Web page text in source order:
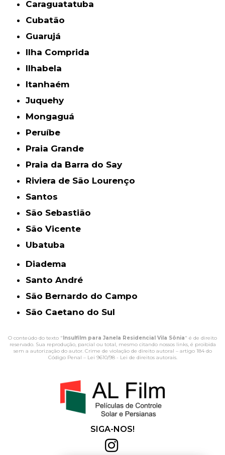
Caraguatatuba
Cubatão
Guarujá
Ilha Comprida
Ilhabela
Itanhaém
Juquehy
Mongaguá
Peruíbe
Praia Grande
Praia da Barra do Say
Riviera de São Lourenço
Santos
São Sebastião
São Vicente
Ubatuba
Diadema
Santo André
São Bernardo do Campo
São Caetano do Sul
O conteúdo do texto "Insulfilm para Janela Residencial Vila Sônia" é de direito
reservado. Sua reprodução, parcial ou total, mesmo citando nossos links, é proibida
sem a autorização do autor. Crime de violação de direito autoral – artigo 184 do
Código Penal – Lei 9610/98 - Lei de direitos autorais.
SIGA-NOS!